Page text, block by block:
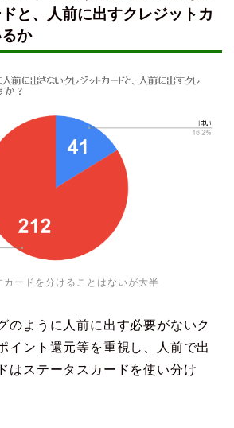
と、人前に出すクレジットカ
か
カードを分けることはないが大半
のように人前に出す必要がないク
イント還元等を重視し、人前で出
はステータスカードを使い分け